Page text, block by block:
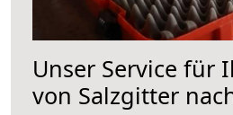
Unser Service für
von Salzgitter